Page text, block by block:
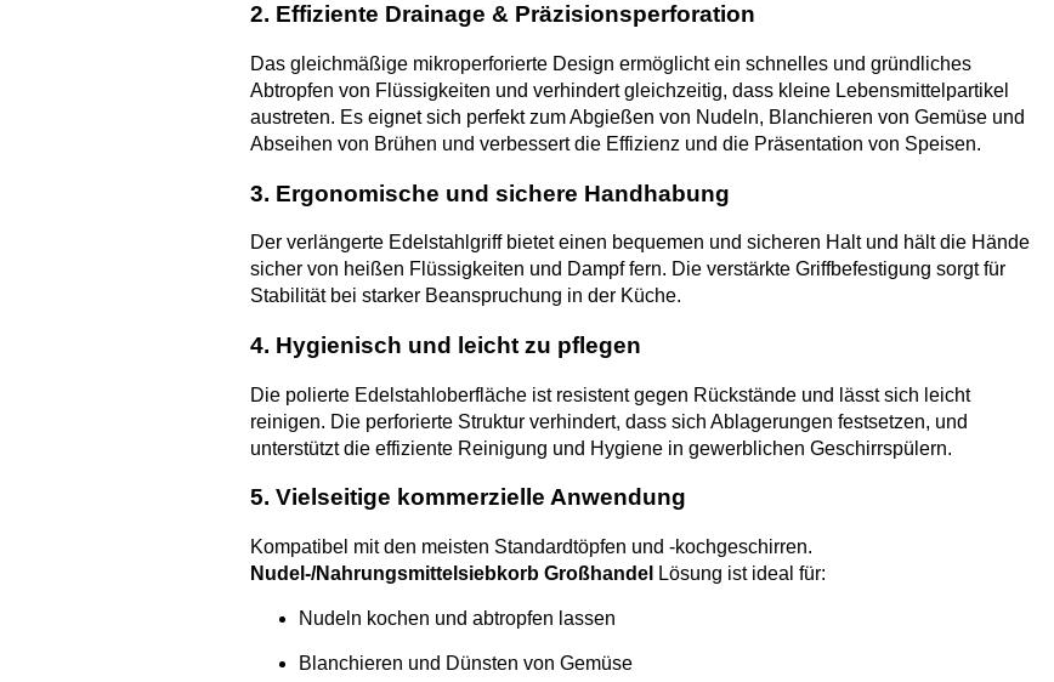
2. Effiziente Drainage & Präzisionsperforation
Das gleichmäßige mikroperforierte Design ermöglicht ein schnelles und gründliches
Abtropfen von Flüssigkeiten und verhindert gleichzeitig, dass kleine Lebensmittelpartikel
austreten. Es eignet sich perfekt zum Abgießen von Nudeln, Blanchieren von Gemüse und
Abseihen von Brühen und verbessert die Effizienz und die Präsentation von Speisen.
3. Ergonomische und sichere Handhabung
Der verlängerte Edelstahlgriff bietet einen bequemen und sicheren Halt und hält die Hände
sicher von heißen Flüssigkeiten und Dampf fern. Die verstärkte Griffbefestigung sorgt für
Stabilität bei starker Beanspruchung in der Küche.
4. Hygienisch und leicht zu pflegen
Die polierte Edelstahloberfläche ist resistent gegen Rückstände und lässt sich leicht
reinigen. Die perforierte Struktur verhindert, dass sich Ablagerungen festsetzen, und
unterstützt die effiziente Reinigung und Hygiene in gewerblichen Geschirrspülern.
5. Vielseitige kommerzielle Anwendung
Kompatibel mit den meisten Standardtöpfen und -kochgeschirren.
Nudel-/Nahrungsmittelsiebkorb Großhandel
Lösung ist ideal für:
Nudeln kochen und abtropfen lassen
Blanchieren und Dünsten von Gemüse